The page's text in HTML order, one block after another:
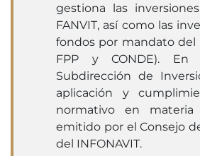
gestiona las
FANVIT, así como las
fondos por mandato del
FPP y CONDE).
Subdirección de
aplicación y
normativo en materia
emitido por el Consejo
del INFONAVIT.